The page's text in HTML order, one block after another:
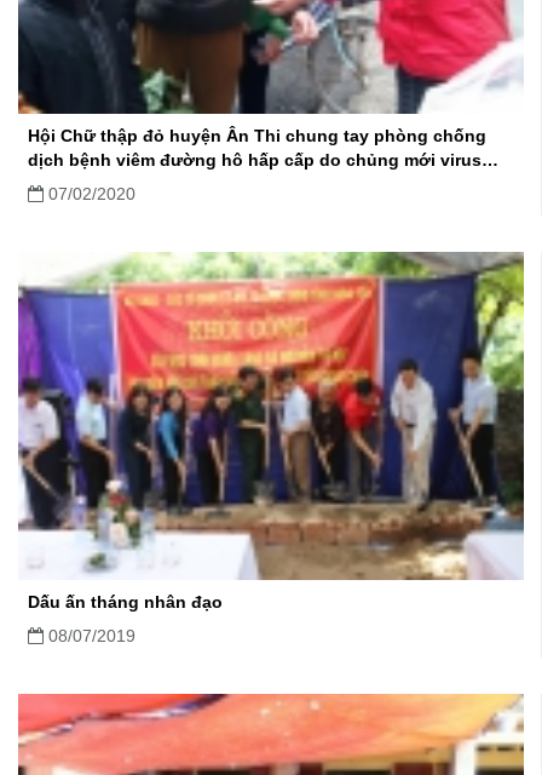
Hội Chữ thập đỏ huyện Ân Thi chung tay phòng chống
dịch bệnh viêm đường hô hấp cấp do chủng mới virus
corona
07/02/2020
Dấu ấn tháng nhân đạo
08/07/2019